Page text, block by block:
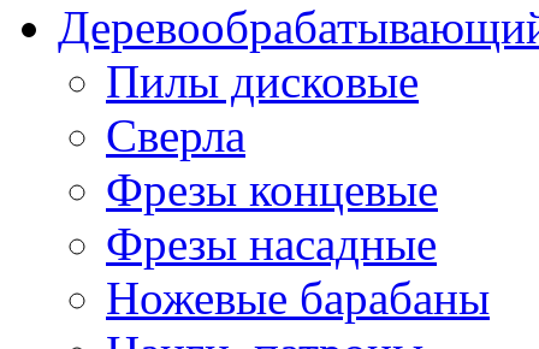
Пилы дисковые
Сверла
Фрезы концевые
Фрезы насадные
Ножевые барабаны